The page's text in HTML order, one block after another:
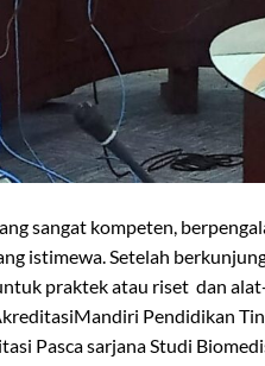
sangat kompeten,
istimewa. Setelah
praktek atau riset dan
Pendidikan
Pasca sarjana Studi